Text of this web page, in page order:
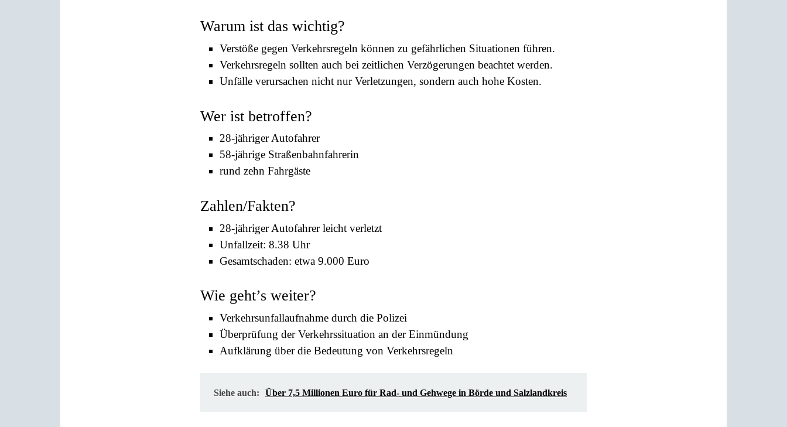
Warum ist das wichtig?
Verstöße gegen Verkehrsregeln können zu gefährlichen Situationen führen.
Verkehrsregeln sollten auch bei zeitlichen Verzögerungen beachtet werden.
Unfälle verursachen nicht nur Verletzungen, sondern auch hohe Kosten.
Wer ist betroffen?
28-jähriger Autofahrer
58-jährige Straßenbahnfahrerin
rund zehn Fahrgäste
Zahlen/Fakten?
28-jähriger Autofahrer leicht verletzt
Unfallzeit: 8.38 Uhr
Gesamtschaden: etwa 9.000 Euro
Wie geht’s weiter?
Verkehrsunfallaufnahme durch die Polizei
Überprüfung der Verkehrssituation an der Einmündung
Aufklärung über die Bedeutung von Verkehrsregeln
Siehe auch: Über 7,5 Millionen Euro für Rad- und Gehwege in Börde und Salzlandkreis